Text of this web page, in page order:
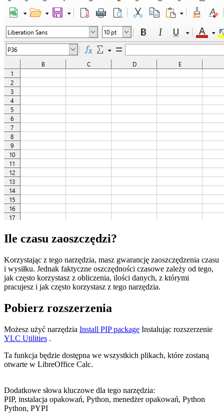
Ile czasu zaoszczędzi?
Korzystając z tego narzędzia, masz gwarancję zaoszczędzenia czasu
i wysiłku. Jednak faktyczne oszczędności czasowe zależy od tego,
jak często korzystasz z obliczenia, ilości danych, z którymi
pracujesz i jak często korzystasz z tego narzędzia.
Pobierz rozszerzenia
Możesz użyć narzędzia Install PIP package Instalując rozszerzenie
YLC Utilities .
Ta funkcja będzie dostępna we wszystkich plikach, które zostaną
otwarte w LibreOffice Calc.
Dodatkowe słowa kluczowe dla tego narzędzia:
PIP, instalacja opakowań, Python, menedżer opakowań, Python
Python, PYPI